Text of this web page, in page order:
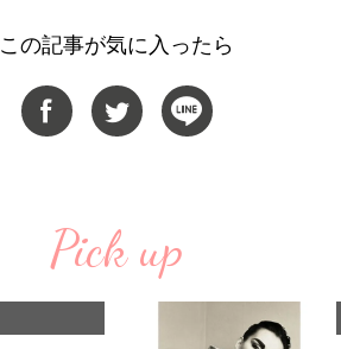
この記事が気に入ったら
Pick up